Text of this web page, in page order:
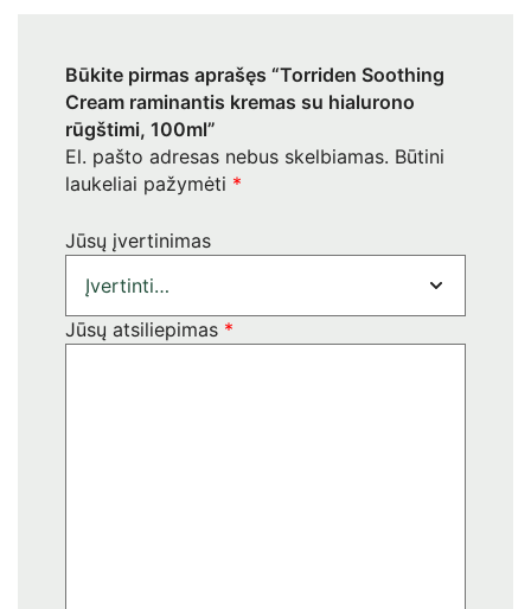
Būkite pirmas aprašęs “Torriden Soothing
Cream raminantis kremas su hialurono
rūgštimi, 100ml”
El. pašto adresas nebus skelbiamas. Būtini
laukeliai pažymėti *
Jūsų įvertinimas
Jūsų atsiliepimas *